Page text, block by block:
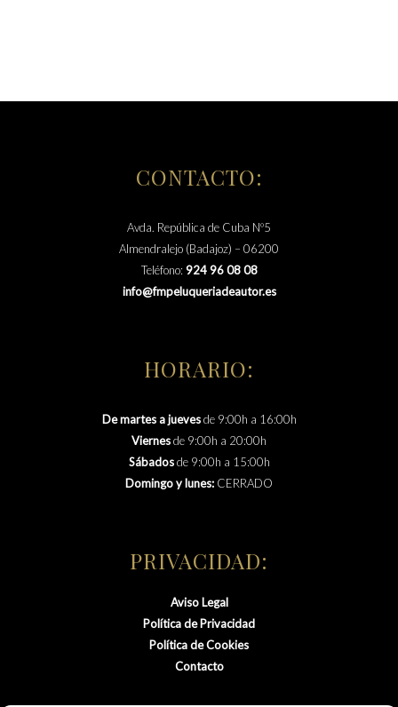
CONTACTO:
Avda. República de Cuba Nº5
Almendralejo (Badajoz) – 06200
Teléfono: 924 96 08 08
info@fmpeluqueriadeautor.es
HORARIO:
De martes a juevesde 9:00h a 16:00h
Viernesde 9:00h a 20:00h
Sábadosde 9:00h a 15:00h
Domingo y lunes: CERRADO
PRIVACIDAD:
Aviso Legal
Política de Privacidad
Política de Cookies
Contacto